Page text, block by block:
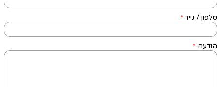
טלפון / נייד *
הודעה *